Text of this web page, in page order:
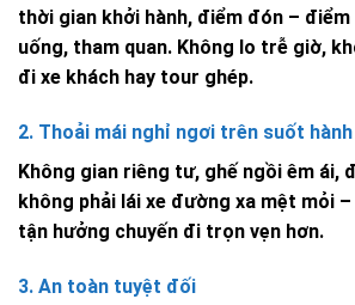
thời gian khởi hành, điểm đón –
uống, tham quan. Không lo trễ giờ,
đi xe khách hay tour ghép.
2. Thoải mái nghỉ ngơi trên suốt
Không gian riêng tư, ghế ngồi êm ái,
không phải lái xe đường xa mệt mỏi
tận hưởng chuyến đi trọn vẹn hơn.
3. An toàn tuyệt đối